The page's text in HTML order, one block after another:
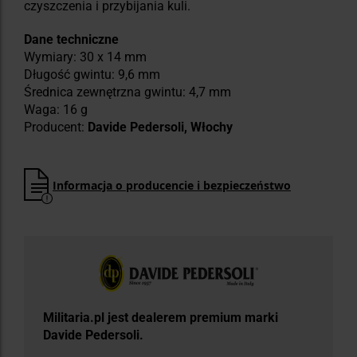
czyszczenia i przybijania kuli.
Dane techniczne
Wymiary: 30 x 14 mm
Długość gwintu: 9,6 mm
Średnica zewnętrzna gwintu: 4,7 mm
Waga: 16 g
Producent: Davide Pedersoli, Włochy
Informacja o producencie i bezpieczeństwo
Militaria.pl jest dealerem premium marki
Davide Pedersoli.